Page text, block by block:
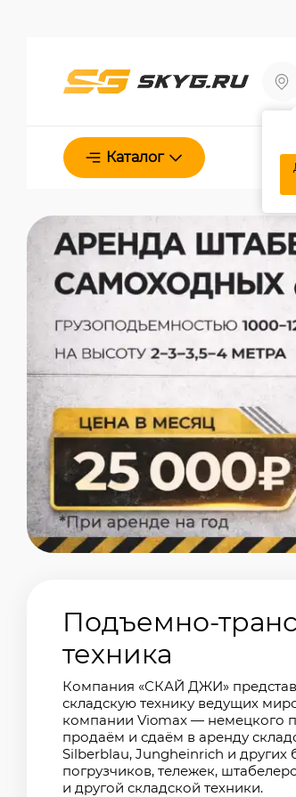
Каталог
Подъемно-
техника
Компания «СКАЙ ДЖИ»
складскую технику ведущих
компании Viomax — немецкого
продаём и сдаём в аренду
Silberblau, Jungheinrich и других
погрузчиков, тележек,
и другой складской техники.